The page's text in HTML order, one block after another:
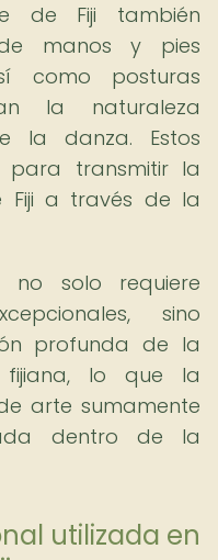
de Fiji también
manos y pies
como posturas
la naturaleza
la danza. Estos
para transmitir la
Fiji a través de la
no solo requiere
sino
profunda de la
lo que la
arte sumamente
dentro de la
utilizada en